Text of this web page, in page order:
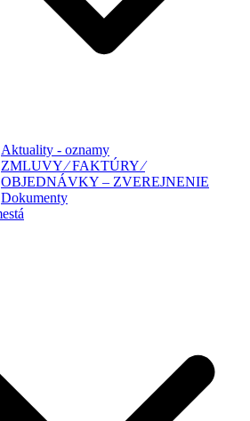
Aktuality - oznamy
ZMLUVY ⁄ FAKTÚRY ⁄
OBJEDNÁVKY – ZVEREJNENIE
Dokumenty